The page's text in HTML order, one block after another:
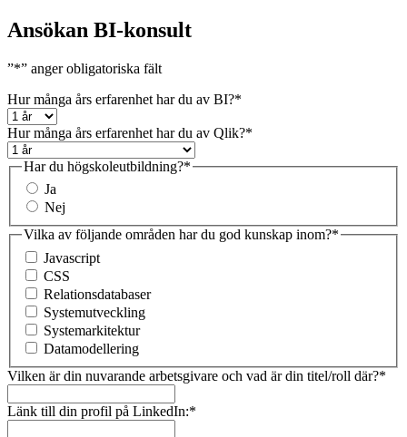
Ansökan BI-konsult
”*” anger obligatoriska fält
Hur många års erfarenhet har du av BI?*
Hur många års erfarenhet har du av Qlik?*
Har du högskoleutbildning?*
Ja
Nej
Vilka av följande områden har du god kunskap inom?*
Javascript
CSS
Relationsdatabaser
Systemutveckling
Systemarkitektur
Datamodellering
Vilken är din nuvarande arbetsgivare och vad är din titel/roll där?*
Länk till din profil på LinkedIn:*